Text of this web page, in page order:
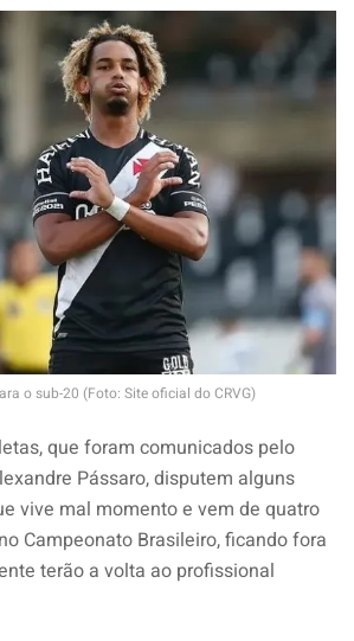
o sub-20 (Foto: Site oficial do CRVG)
que foram comunicados pelo
Pássaro, disputem alguns
vive mal momento e vem de quatro
Campeonato Brasileiro, ficando fora
terão a volta ao profissional